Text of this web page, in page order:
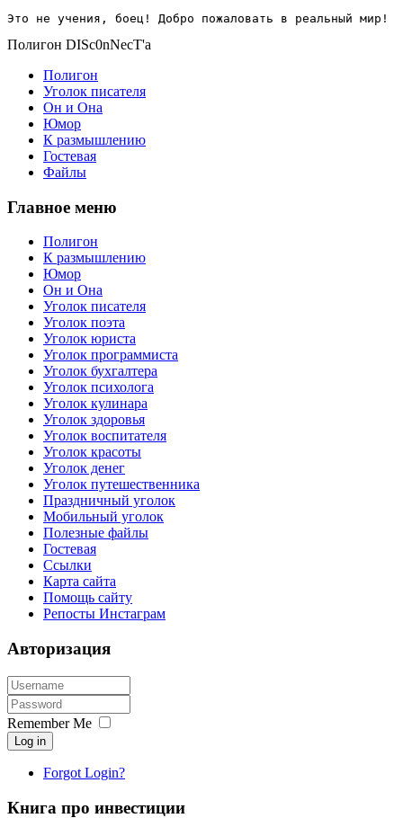
Это не учения, боец! Добро пожаловать в реальный мир!
Полигон DISc0nNecT'a
Полигон
Уголок писателя
Он и Она
Юмор
К размышлению
Гостевая
Файлы
Главное меню
Полигон
К размышлению
Юмор
Он и Она
Уголок писателя
Уголок поэта
Уголок юриста
Уголок программиста
Уголок бухгалтера
Уголок психолога
Уголок кулинара
Уголок здоровья
Уголок воспитателя
Уголок красоты
Уголок денег
Уголок путешественника
Праздничный уголок
Мобильный уголок
Полезные файлы
Гостевая
Ссылки
Карта сайта
Помощь сайту
Репосты Инстаграм
Авторизация
Remember Me
Log in
Forgot Login?
Книга про инвестиции